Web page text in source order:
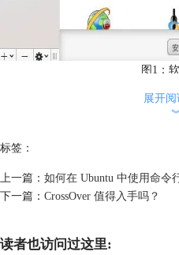
图1：
展开
标签：
上一篇： 如何在 Ubuntu 中使用命令
下一篇： CrossOver 值得入手吗？
读者也访问过这里: